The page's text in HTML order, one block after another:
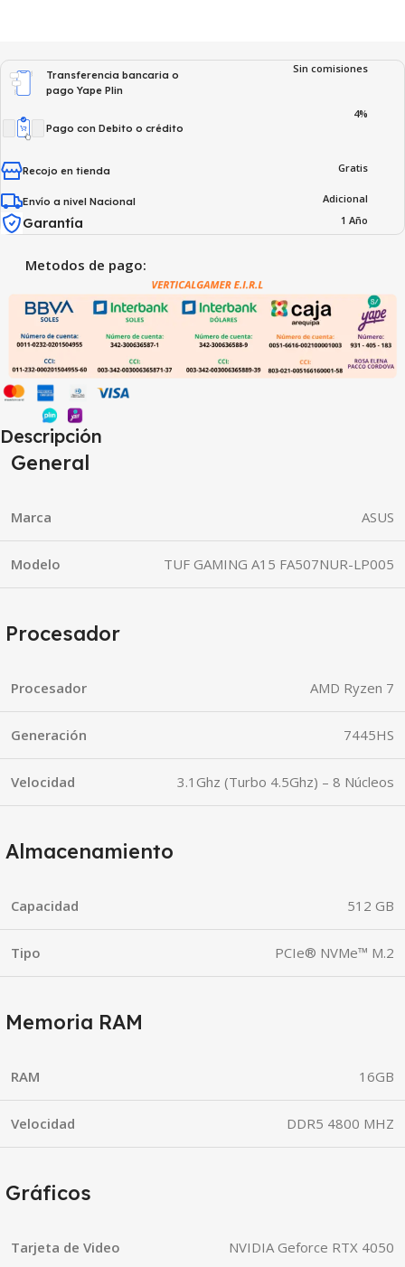
Transferencia bancaria o
pago Yape Plin
Sin comisiones
Pago con Debito o crédito
4%
Recojo en tienda Gratis
Envío a nivel Nacional Adicional
Garantía 1 Año
Metodos de pago:
Descripción
General
Marca ASUS
Modelo TUF GAMING A15 FA507NUR-LP005
Procesador
Procesador AMD Ryzen 7
Generación 7445HS
Velocidad 3.1Ghz (Turbo 4.5Ghz) – 8 Núcleos
Almacenamiento
Capacidad 512 GB
Tipo PCIe® NVMe™ M.2
Memoria RAM
RAM 16GB
Velocidad DDR5 4800 MHZ
Gráficos
Tarjeta de Video NVIDIA Geforce RTX 4050